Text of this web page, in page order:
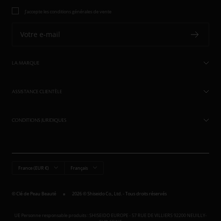
J'accepte les conditions générales de vente
Votre e-mail
LA MARQUE
ASSISTANCE CLIENTÈLE
CONDITIONS JURIDIQUES
Pays/région France (EUR €) Langue
Français
© Clé de Peau Beauté 2026 © Shiseido Co., Ltd. - Tous droits réservés
UE Personne responsable produits : SHISEIDO EUROPE - 57 RUE DE VILLIERS 92200 NEUILLY-